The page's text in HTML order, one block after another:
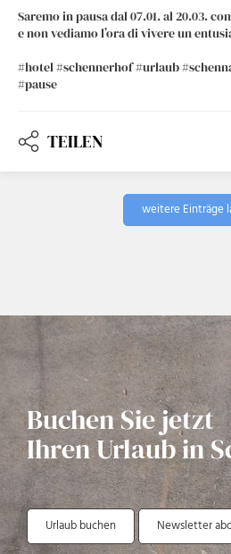
Saremo in pausa dal 07.01. al 20.03.
e non vediamo l’ora di vivere un
#hotel #schennerhof #urlaub
#pause
TEILEN
weitere Einträge
Buchen Sie jetzt
Ihren Urlaub in
Urlaub buchen Newsletter